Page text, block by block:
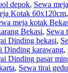
depok, Sewa
Kotak 60x120cm,
meja kotak
Bekasi, Sewa
Dinding bekasi,
Dinding karawang,
Dinding pasar
, Sewa tirai